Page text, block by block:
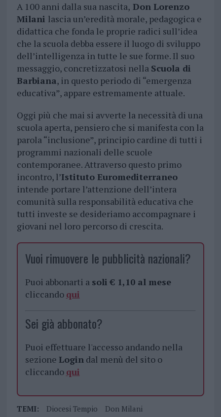
A 100 anni dalla sua nascita, Don Lorenzo
Milani lascia un’eredità morale, pedagogica e
didattica che fonda le proprie radici sull’idea
che la scuola debba essere il luogo di sviluppo
dell’intelligenza in tutte le sue forme. Il suo
messaggio, concretizzatosi nella Scuola di
Barbiana, in questo periodo di “emergenza
educativa”, appare estremamente attuale.
Oggi più che mai si avverte la necessità di una
scuola aperta, pensiero che si manifesta con la
parola “inclusione”, principio cardine di tutti i
programmi nazionali delle scuole
contemporanee. Attraverso questo primo
incontro, l’Istituto Euromediterraneo
intende portare l’attenzione dell’intera
comunità sulla responsabilità educativa che
tutti investe se desideriamo accompagnare i
giovani nel loro percorso di crescita.
Vuoi rimuovere le pubblicità nazionali?
Puoi abbonarti a soli € 1,10 al mese
cliccando qui
Sei già abbonato?
Puoi effettuare l'accesso andando nella
sezione Logindal menù del sito o
cliccando qui
TEMI: Diocesi Tempio
Don Milani